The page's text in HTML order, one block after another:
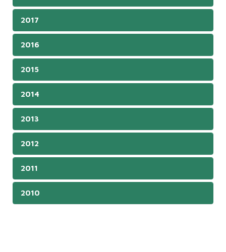
2017
2016
2015
2014
2013
2012
2011
2010